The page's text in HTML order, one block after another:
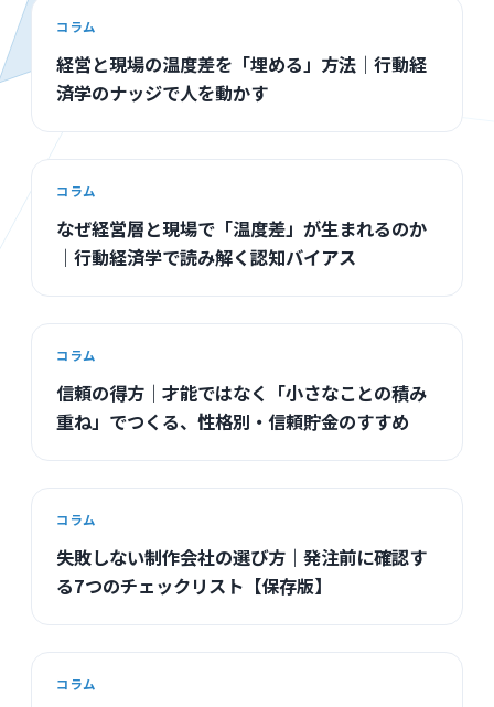
コラム
経営と現場の温度差を「埋める」方法｜行動経
済学のナッジで人を動かす
コラム
なぜ経営層と現場で「温度差」が生まれるのか
｜行動経済学で読み解く認知バイアス
コラム
信頼の得方｜才能ではなく「小さなことの積み
重ね」でつくる、性格別・信頼貯金のすすめ
コラム
失敗しない制作会社の選び方｜発注前に確認す
る7つのチェックリスト【保存版】
コラム